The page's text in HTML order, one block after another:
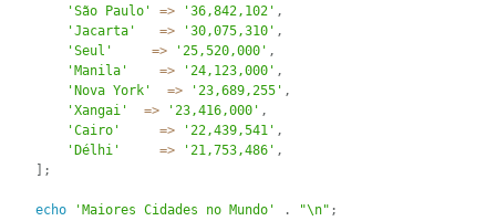
'São Paulo'
=> '36,842,102' ,
'Jacarta'
=> '30,075,310' ,
'Seul'
=> '25,520,000' ,
'Manila'
=> '24,123,000' ,
'Nova York'
=> '23,689,255' ,
'Xangai'
=> '23,416,000' ,
'Cairo'
=> '22,439,541' ,
'Délhi'
=> '21,753,486' ,
;
echo 'Maiores Cidades no Mundo' . "\n" ;